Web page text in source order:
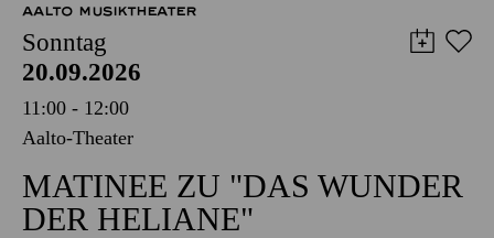
AALTO MUSIKTHEATER
Sonntag
20.09.2026
11:00 - 12:00
Aalto-Theater
MATINEE ZU "DAS WUNDER
DER HELIANE"